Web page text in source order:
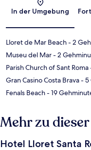
In der Umgebung
Lloret de Mar Beach- 2
Museu del Mar- 2
Parish Church of Sant Roma
Gran Casino Costa Brava- 5
Fenals Beach- 19
Mehr zu
Hotel Lloret Santa